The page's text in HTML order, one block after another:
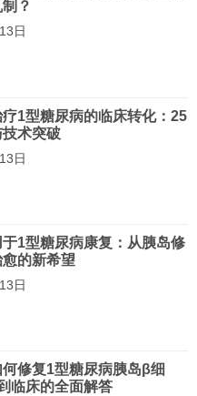
？
日
1型糖尿病的临床转化：25
术突破
日
1型糖尿病康复：从胰岛修
的新希望
日
修复1型糖尿病胰岛β细
临床的全面解答